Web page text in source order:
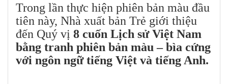
Trong lần thực hiện phiên bản màu đầu
tiên này, Nhà xuất bản Trẻ giới thiệu
đến Quý vị 8 cuốn Lịch sử Việt Nam
bằng tranh phiên bản màu – bìa cứng
với ngôn ngữ tiếng Việt và tiếng Anh.